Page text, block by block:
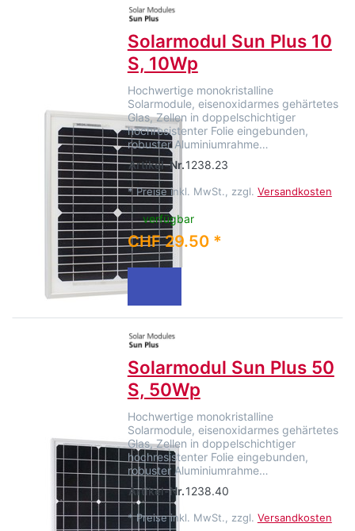
Solarmodul Sun Plus 10
S, 10Wp
Hochwertige monokristalline
Solarmodule, eisenoxidarmes gehärtetes
Glas, Zellen in doppelschichtiger
hochresistenter Folie eingebunden,
robuster Aluminiumrahme…
Artikel-Nr.1238.23
* Preise inkl. MwSt., zzgl. Versandkosten
verfügbar
CHF 29.50 *
Solarmodul Sun Plus 50
S, 50Wp
Hochwertige monokristalline
Solarmodule, eisenoxidarmes gehärtetes
Glas, Zellen in doppelschichtiger
hochresistenter Folie eingebunden,
robuster Aluminiumrahme…
Artikel-Nr.1238.40
* Preise inkl. MwSt., zzgl. Versandkosten